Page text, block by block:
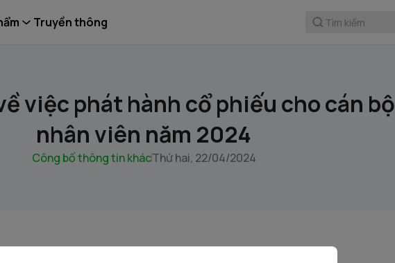
Truyền thông Tìm kiếm
việc phát hành cổ phiếu cho cán bộ
nhân viên năm 2024
Công bố thông tin khácThứ hai, 22/04/2024